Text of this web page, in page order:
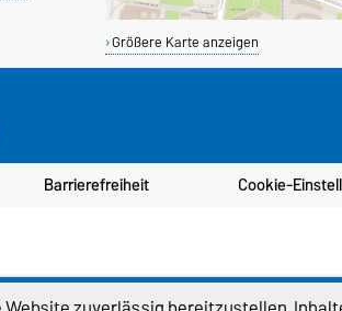
Größere Karte anzeigen
Barrierefreiheit Cookie-